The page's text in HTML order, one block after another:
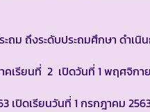
ม ถึงระดับประถมศึกษา ดำเนิ
2 เปิดวันที่ 1 พฤศจิกายน
เปิดเรียนวันที่ 1 กรกฎาคม